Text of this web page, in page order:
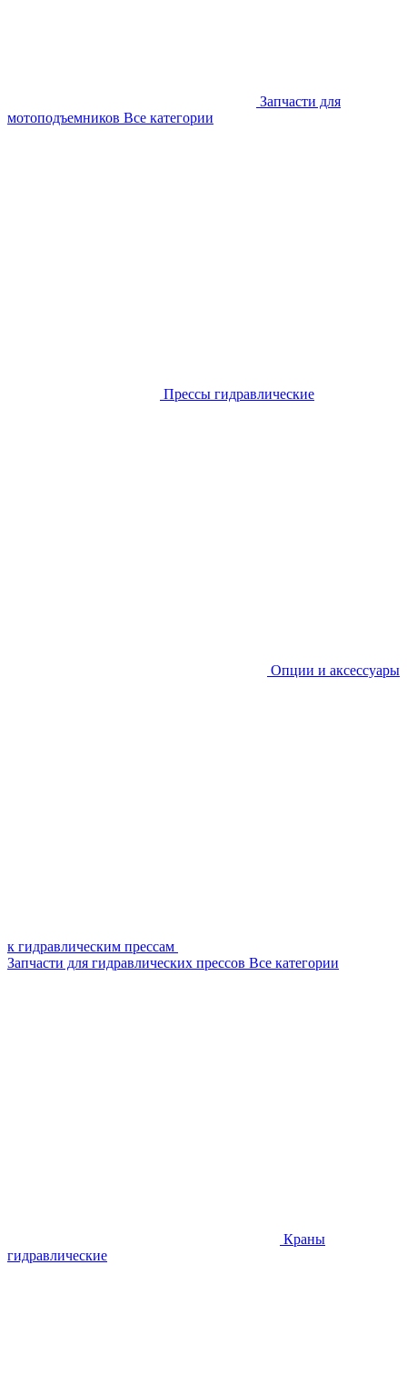
Запчасти для
мотоподъемников Все категории
Прессы гидравлические
Опции и аксессуары
к гидравлическим прессам
Запчасти для гидравлических прессов Все категории
Краны
гидравлические